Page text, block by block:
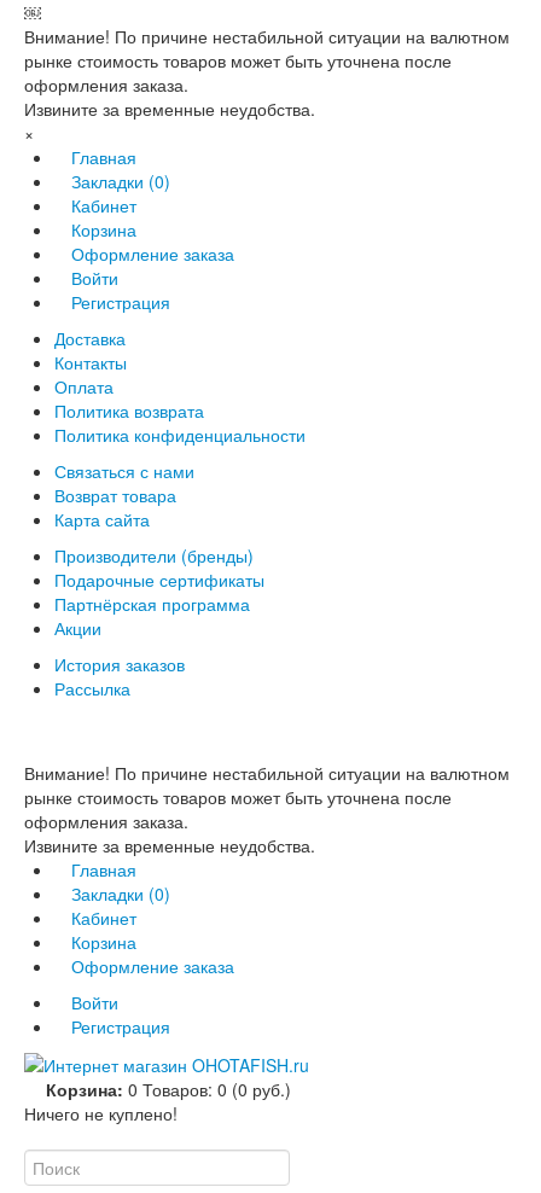
￼
Внимание! По причине нестабильной ситуации на валютном
рынке стоимость товаров может быть уточнена после
оформления заказа.
Извините за временные неудобства.
×
Главная
Закладки (0)
Кабинет
Корзина
Оформление заказа
Войти
Регистрация
Доставка
Контакты
Оплата
Политика возврата
Политика конфиденциальности
Связаться с нами
Возврат товара
Карта сайта
Производители (бренды)
Подарочные сертификаты
Партнёрская программа
Акции
История заказов
Рассылка
Внимание! По причине нестабильной ситуации на валютном
рынке стоимость товаров может быть уточнена после
оформления заказа.
Извините за временные неудобства.
Главная
Закладки (0)
Кабинет
Корзина
Оформление заказа
Войти
Регистрация
Корзина: 0 Товаров: 0 (0 руб.)
Ничего не куплено!